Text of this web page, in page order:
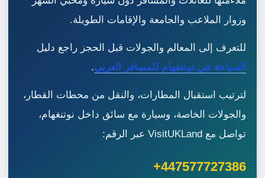
وزوار الملاعب والجامعة والإقامات الطويلة.
للتعرف إلى المعالم والجولات قبل الحجز راجع دليل
السياحة في نوتنغهام للمسافر العربي.
لترتيب استقبال المطارات، والنقل من محطات القطار،
والجولات الخاصة، وسيارة مع سائق داخل نوتنغهام،
تواصل مع VisitUKLand عبر الرقم:
+447577727386